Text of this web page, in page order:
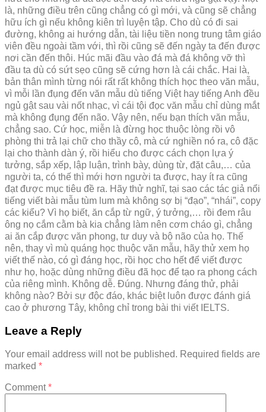
là, những điều trên cũng chẳng có gì mới, và cũng sẽ chẳng
hữu ích gì nếu không kiên trì luyện tập. Cho dù có đi sai
đường, không ai hướng dẫn, tài liệu tiền nong trung tâm giáo
viên đều ngoài tầm với, thì rồi cũng sẽ đến ngày ta đến được
nơi cần đến thôi. Húc mãi đầu vào đá mà đá không vỡ thì
đầu ta dù có sứt sẹo cũng sẽ cứng hơn là cái chắc. Hai là,
bản thân mình từng nói rất rất không thích học theo văn mẫu,
vì mỗi lần đụng đến văn mẫu dù tiếng Việt hay tiếng Anh đều
ngủ gật sau vài nốt nhạc, vì cái tội đọc văn mẫu chỉ dùng mắt
mà không đụng đến não. Vậy nên, nếu bạn thích văn mẫu,
chẳng sao. Cứ học, miễn là đừng học thuộc lòng rồi vô
phòng thi trả lại chữ cho thầy cô, mà cứ nghiền nó ra, cô đặc
lại cho thành dàn ý, rồi hiểu cho được cách chọn lựa ý
tưởng, sắp xếp, lập luận, trình bày, dùng từ, đặt câu,… của
người ta, có thế thì mới hơn người ta được, hay ít ra cũng
đạt được mục tiêu đề ra. Hãy thử nghĩ, tại sao các tác giả nổi
tiếng viết bài mẫu tùm lum mà không sợ bị “đạo”, “nhái”, copy
các kiểu? Vì họ biết, ăn cắp từ ngữ, ý tưởng,… rồi đem râu
ông nọ cắm cằm bà kia chẳng làm nên cơm cháo gì, chẳng
ai ăn cắp được văn phong, tư duy và bộ não của họ. Thế
nên, thay vì mù quáng học thuộc văn mẫu, hãy thử xem họ
viết thế nào, có gì đáng học, rồi học cho hết để viết được
như họ, hoặc dùng những điều đã học để tạo ra phong cách
của riêng mình. Không dễ. Đúng. Nhưng đáng thử, phải
không nào? Bởi sự độc đáo, khác biệt luôn được đánh giá
cao ở phương Tây, không chỉ trong bài thi viết IELTS.
Leave a Reply
Your email address will not be published. Required fields are
marked *
Comment*